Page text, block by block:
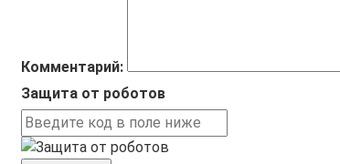
Комментарий:
Защита от роботов